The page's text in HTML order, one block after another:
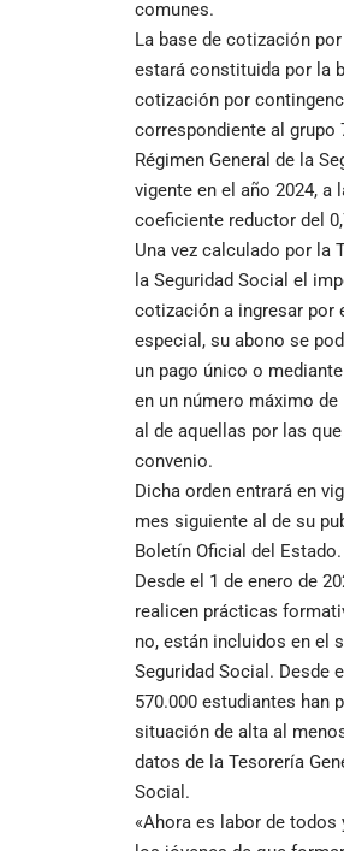
comunes.
La base de cotización
estará constituida por la
cotización por
correspondiente al grupo
Régimen General de la
vigente en el año 2024, a
coeficiente reductor del
Una vez calculado por la
la Seguridad Social el
cotización a ingresar por
especial, su abono se
un pago único o
en un número máximo de
al de aquellas por las
convenio.
Dicha orden entrará en
mes siguiente al de su
Boletín Oficial del Estado.
Desde el 1 de enero de
realicen prácticas
no, están incluidos en el
Seguridad Social. Desde
570.000 estudiantes han
situación de alta al
datos de la Tesorería
Social.
«Ahora es labor de